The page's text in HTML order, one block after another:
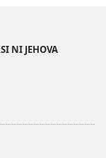
Mayo–
NI JEHOVA